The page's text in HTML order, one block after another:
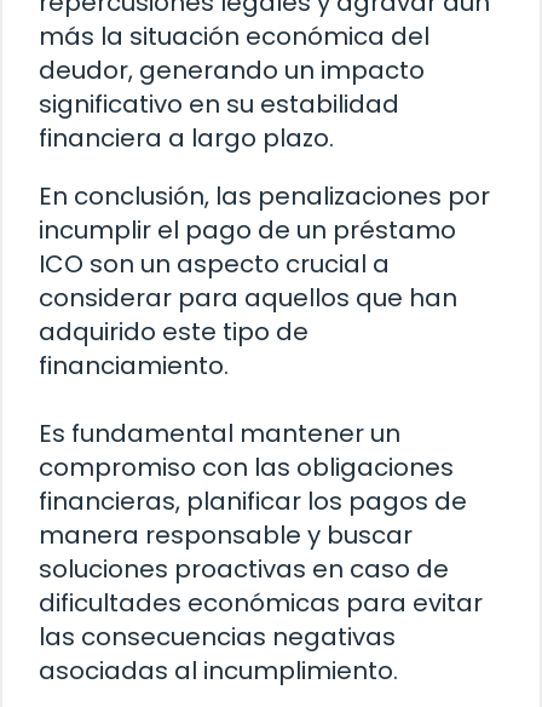
más la situación económica del
deudor, generando un impacto
significativo en su estabilidad
financiera a largo plazo.
En conclusión, las penalizaciones por
incumplir el pago de un préstamo
ICO son un aspecto crucial a
considerar para aquellos que han
adquirido este tipo de
financiamiento.
Es fundamental mantener un
compromiso con las obligaciones
financieras, planificar los pagos de
manera responsable y buscar
soluciones proactivas en caso de
dificultades económicas para evitar
las consecuencias negativas
asociadas al incumplimiento.